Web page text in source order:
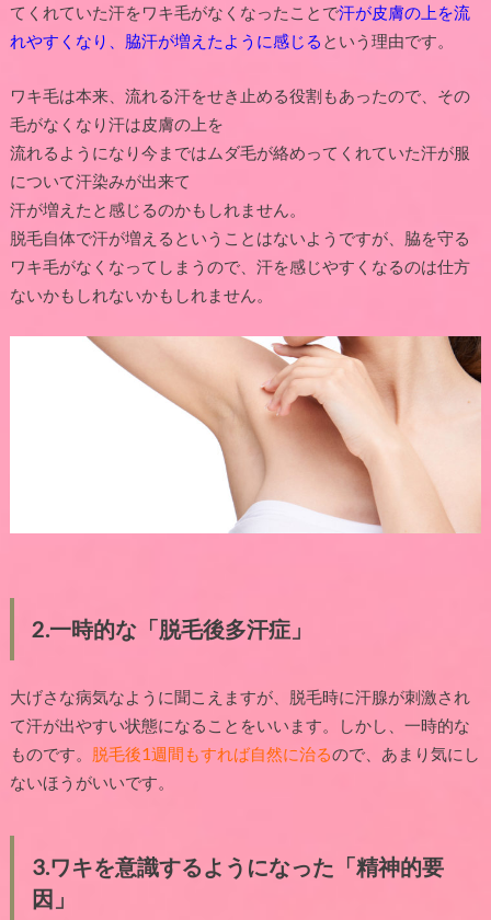
てくれていた汗をワキ毛がなくなったことで汗が皮膚の上を流
れやすくなり、脇汗が増えたように感じる という理由です。
ワキ毛は本来、流れる汗をせき止める役割もあったので、その
毛がなくなり汗は皮膚の上を
流れるようになり今まではムダ毛が絡めってくれていた汗が服
について汗染みが出来て
汗が増えたと感じるのかもしれません。
脱毛自体で汗が増えるということはないようですが、脇を守る
ワキ毛がなくなってしまうので、汗を感じやすくなるのは仕方
ないかもしれないかもしれません。
2.一時的な「脱毛後多汗症」
大げさな病気なように聞こえますが、脱毛時に汗腺が刺激され
て汗が出やすい状態になることをいいます。しかし、一時的な
ものです。 脱毛後1週間もすれば自然に治るので、あまり気にし
ないほうがいいです。
3.ワキを意識するようになった「精神的要
因」